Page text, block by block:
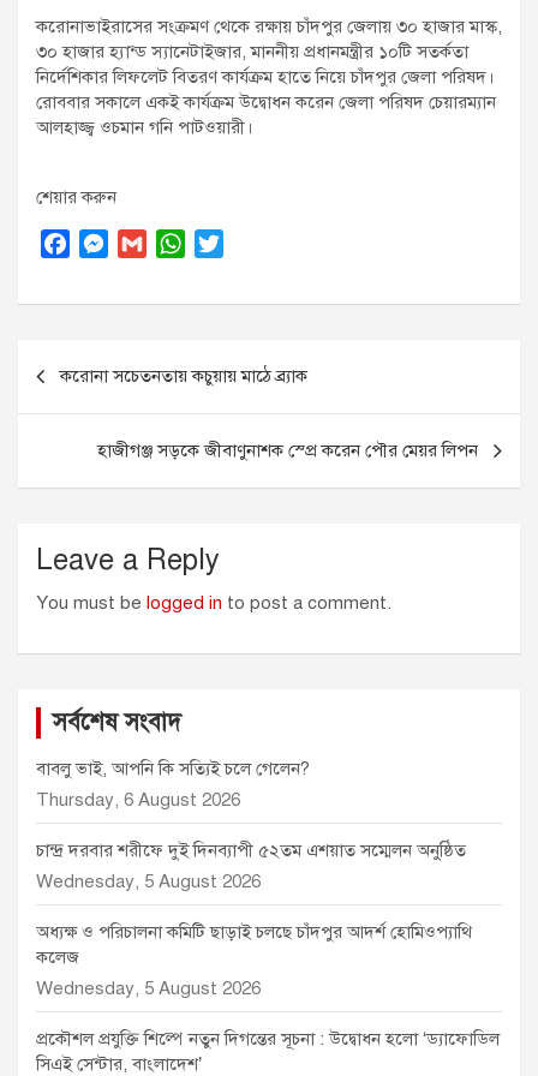
t
:
করোনাভাইরাসের সংক্রমণ থেকে রক্ষায় চাঁদপুর জেলায় ৩০ হাজার মাস্ক,
৩০ হাজার হ্যান্ড স্যানেটাইজার, মাননীয় প্রধানমন্ত্রীর ১০টি সতর্কতা
নির্দেশিকার লিফলেট বিতরণ কার্যক্রম হাতে নিয়ে চাঁদপুর জেলা পরিষদ।
রোববার সকালে একই কার্যক্রম উদ্বোধন করেন জেলা পরিষদ চেয়ারম্যান
আলহাজ্জ্ব ওচমান গনি পাটওয়ারী।
শেয়ার করুন
c
o
o
M
s
g
e
G
a
W
a
A
p
p
i
e
r
navigation
করোনা সচেতনতায় কচুয়ায় মাঠে ব্র্যাক
হাজীগঞ্জ সড়কে জীবাণুনাশক স্প্রে করেন পৌর মেয়র লিপন
Leave a Reply
You must be logged in to post a comment.
সর্বশেষ সংবাদ
বাবলু ভাই, আপনি কি সত্যিই চলে গেলেন?
Thursday, 6 August 2026
চান্দ্র দরবার শরীফে দুই দিনব্যাপী ৫২তম এশয়াত সম্মেলন অনুষ্ঠিত
Wednesday, 5 August 2026
অধ্যক্ষ ও পরিচালনা কমিটি ছাড়াই চলছে চাঁদপুর আদর্শ হোমিওপ্যাথি
কলেজ
Wednesday, 5 August 2026
প্রকৌশল প্রযুক্তি শিল্পে নতুন দিগন্তের সূচনা : উদ্বোধন হলো ‘ড্যাফোডিল
সিএই সেন্টার, বাংলাদেশ’